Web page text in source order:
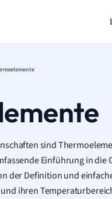
sind
Einführung in
der Definition und
ihren